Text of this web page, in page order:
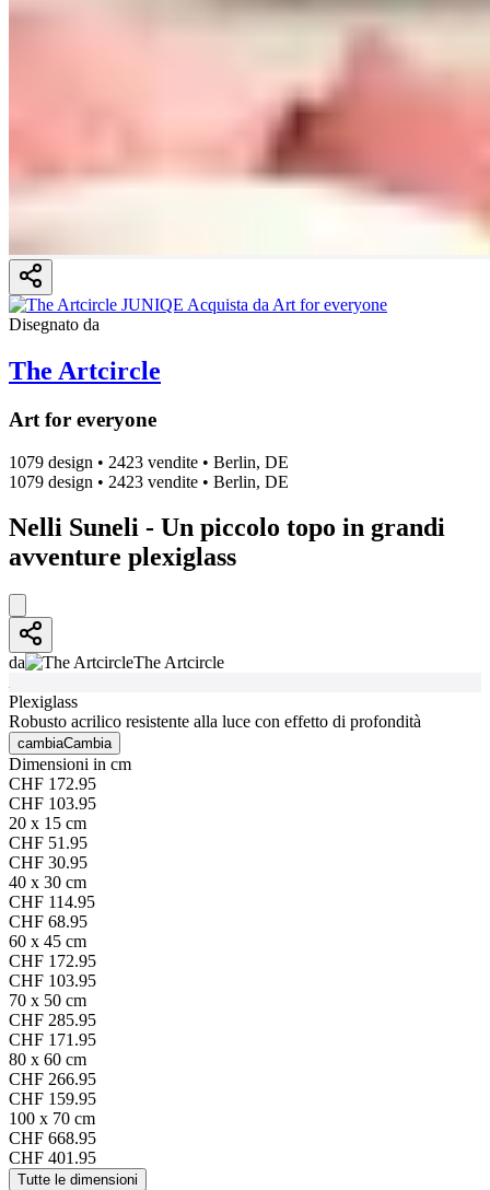
Disegnato da
The Artcircle
Art for everyone
1079 design • 2423 vendite • Berlin, DE
1079 design • 2423 vendite • Berlin, DE
Nelli Suneli - Un piccolo topo in grandi
avventure plexiglass
da The Artcircle
Plexiglass
Robusto acrilico resistente alla luce con effetto di profondità
cambiaCambia
Dimensioni in cm
CHF 172.95
CHF 103.95
20 x 15 cm
CHF 51.95
CHF 30.95
40 x 30 cm
CHF 114.95
CHF 68.95
60 x 45 cm
CHF 172.95
CHF 103.95
70 x 50 cm
CHF 285.95
CHF 171.95
80 x 60 cm
CHF 266.95
CHF 159.95
100 x 70 cm
CHF 668.95
CHF 401.95
Tutte le dimensioni